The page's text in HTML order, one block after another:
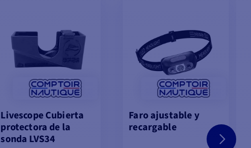
Livescope Cubierta
protectora de la
sonda LVS34
Faro ajustable y
recargable